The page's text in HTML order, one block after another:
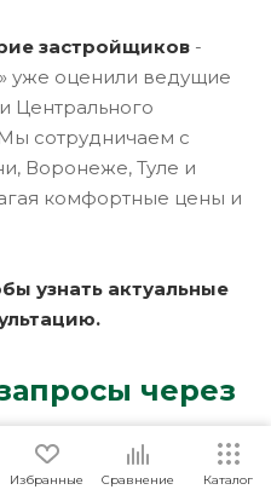
застройщиков -
уже оценили ведущие
Центрального
сотрудничаем с
Воронеже, Туле и
комфортные цены и
узнать актуальные
через
Избранные Сравнение Каталог
Подробнее Я согласен